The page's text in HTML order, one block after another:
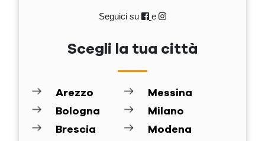
Seguici su e
Scegli la tua città
Arezzo
Bologna
Brescia
Messina
Milano
Modena